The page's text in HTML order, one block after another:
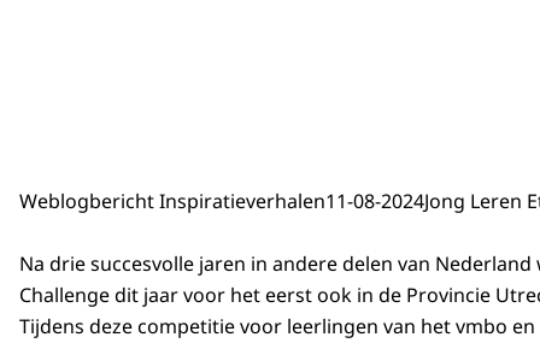
Weblogbericht Inspiratieverhalen11-08-2024Jong Leren
Na drie succesvolle jaren in andere delen van Nederland
Challenge dit jaar voor het eerst ook in de Provincie
Tijdens deze competitie voor leerlingen van het vmbo